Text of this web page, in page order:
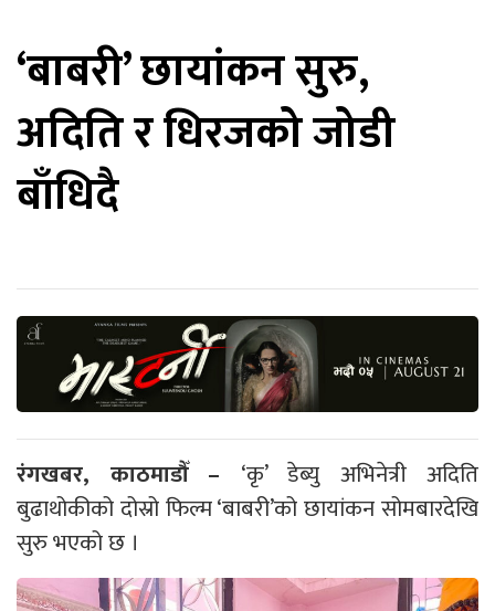
‘बाबरी’ छायांकन सुरु,
अदिति र धिरजको जोडी
बाँधिदै
रंगखबर, काठमाडौँ – ‘कृ’ डेब्यु अभिनेत्री अदिति
बुढाथोकीको दोस्रो फिल्म ‘बाबरी’को छायांकन सोमबारदेखि
सुरु भएको छ ।